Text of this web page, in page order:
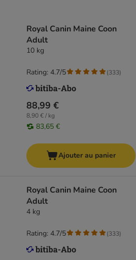
Royal Canin Maine Coon
Adult
10 kg
88,99 €
8,90 € / kg
83,65 €
Rating: 4.7/5 (333)
Ajouter au panier
Royal Canin Maine Coon
Adult
4 kg
Rating: 4.7/5 (333)